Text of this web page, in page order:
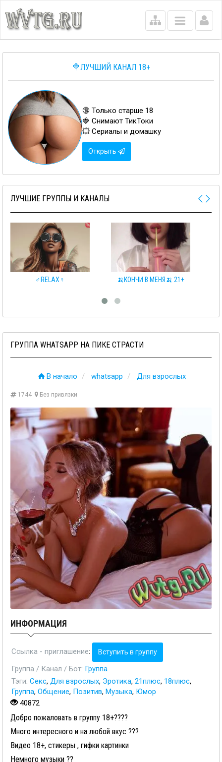
Main
menu
🍭ЛУЧШИЙ КАНАЛ 18+
🔞 Только старше 18
🍓 Снимают ТикТоки
💥 Сериалы и домашку
Открыть
ЛУЧШИЕ ГРУППЫ И КАНАЛЫ
♂️RELAX♀️
ГРУППА WHATSAPP НА ПИКЕ СТРАСТИ
В начало whatsapp Для взрослых
1744 Без привязки
ИНФОРМАЦИЯ
Ссылка - приглашение: Вступить в группу
Группа / Канал / Бот: Группа
Тэги: Секс, Для взрослых, Эротика, 21плюс, 18плюс,
Группа, Общение, Позитив, Музыка, Юмор
40872
Добро пожаловать в группу 18+????
Много интересного и на любой вкус ???
Видео 18+, стикеры , гифки картинки
Немного музыки ??